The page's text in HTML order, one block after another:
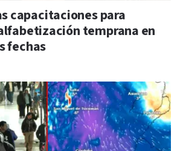
capacitaciones para
temprana en
fechas